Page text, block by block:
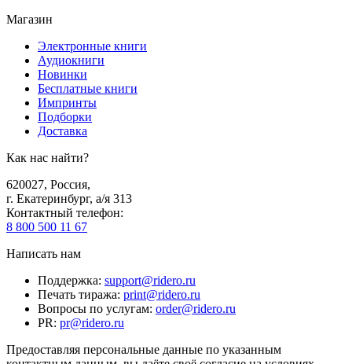
Магазин
Электронные книги
Аудиокниги
Новинки
Бесплатные книги
Импринты
Подборки
Доставка
Как нас найти?
620027, Россия,
г. Екатеринбург, а/я 313
Контактный телефон:
8 800 500 11 67
Написать нам
Поддержка: support@ridero.ru
Печать тиража: print@ridero.ru
Вопросы по услугам: order@ridero.ru
PR: pr@ridero.ru
Предоставляя персональные данные по указанным